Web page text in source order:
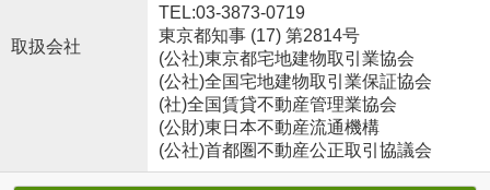
取扱会社
TEL:03-3873-0719
東京都知事 (17) 第2814号
(公社)東京都宅地建物取引業協会
(公社)全国宅地建物取引業保証協会
(社)全国賃貸不動産管理業協会
(公財)東日本不動産流通機構
(公社)首都圏不動産公正取引協議会